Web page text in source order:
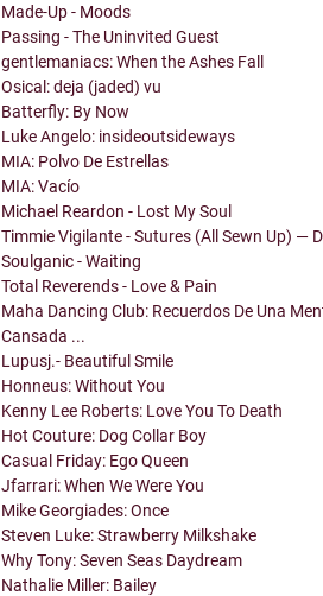
Made-Up - Moods
Passing - The Uninvited Guest
gentlemaniacs: When the Ashes Fall
Osical: deja (jaded) vu
Batterfly: By Now
Luke Angelo: insideoutsideways
MIA: Polvo De Estrellas
MIA: Vacío
Michael Reardon - Lost My Soul
Timmie Vigilante - Sutures (All Sewn Up) —
Soulganic - Waiting
Total Reverends - Love & Pain
Maha Dancing Club: Recuerdos De Una
Cansada ...
Lupusj.- Beautiful Smile
Honneus: Without You
Kenny Lee Roberts: Love You To Death
Hot Couture: Dog Collar Boy
Casual Friday: Ego Queen
Jfarrari: When We Were You
Mike Georgiades: Once
Steven Luke: Strawberry Milkshake
Why Tony: Seven Seas Daydream
Nathalie Miller: Bailey